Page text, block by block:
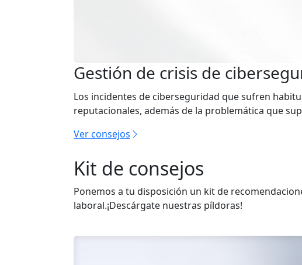
Gestión de crisis de
Los incidentes de ciberseguridad que sufren
reputacionales, además de la problemática que
Ver consejos
Kit de consejos
Ponemos a tu disposición un kit de
laboral.¡Descárgate nuestras píldoras!